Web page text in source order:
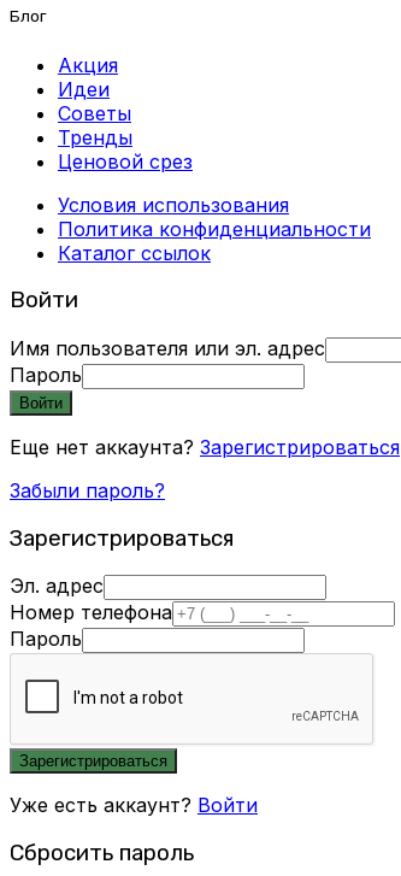
Блог
Акция
Идеи
Советы
Тренды
Ценовой срез
Условия использования
Политика конфиденциальности
Каталог ссылок
Войти
Имя пользователя или эл. адрес
Пароль
Войти
Еще нет аккаунта? Зарегистрироваться
Забыли пароль?
Зарегистрироваться
Эл. адрес
Номер телефона
Пароль
Зарегистрироваться
Уже есть аккаунт? Войти
Сбросить пароль